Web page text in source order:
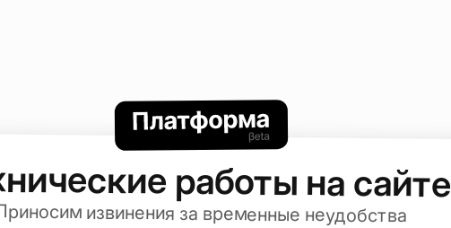
работы на сайте
извинения за временные неудобства